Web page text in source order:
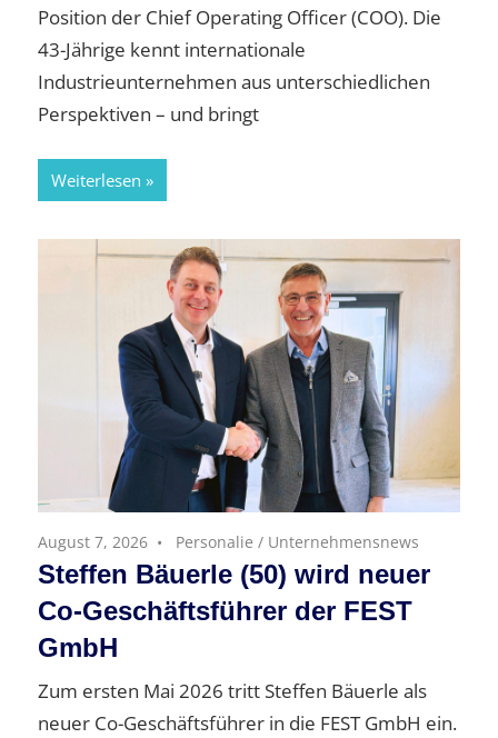
Position der Chief Operating Officer (COO). Die
43-Jährige kennt internationale
Industrieunternehmen aus unterschiedlichen
Perspektiven – und bringt
Weiterlesen
August 7, 2026 Personalie / Unternehmensnews
Steffen Bäuerle (50) wird neuer
Co-Geschäftsführer der FEST
GmbH
Zum ersten Mai 2026 tritt Steffen Bäuerle als
neuer Co-Geschäftsführer in die FEST GmbH ein.